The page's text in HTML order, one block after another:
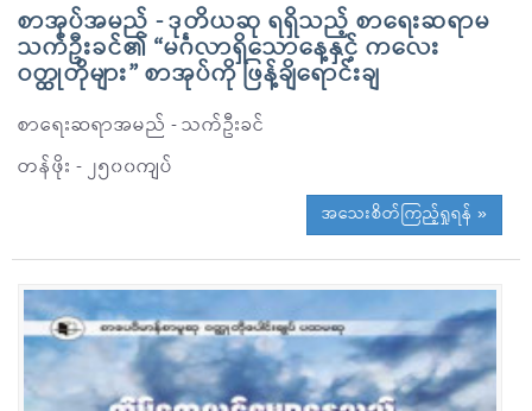
စာအုပ်အမည် - ဒုတိယဆု ရရှိသည့် စာရေးဆရာမ
သက်ဦးခင်၏ “မင်္ဂလာရှိသောနေ့နှင့် ကလေး
ဝတ္ထုတိုများ” စာအုပ်ကို ဖြန့်ချိရောင်းချ
စာရေးဆရာအမည် - သက်ဦးခင်
တန်ဖိုး - ၂၅၀၀ကျပ်
အသေးစိတ်ကြည့်ရှုရန် »